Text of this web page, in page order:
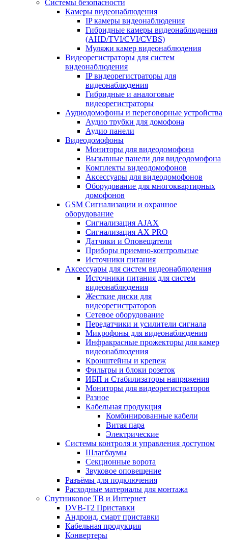
Системы безопасности
Камеры видеонаблюдения
IP камеры видеонаблюдения
Гибридные камеры видеонаблюдения
(AHD/TVI/CVI/CVBS)
Муляжи камер видеонаблюдения
Видеорегистраторы для систем
видеонаблюдения
IP видеорегистраторы для
видеонаблюдения
Гибридные и аналоговые
видеорегистраторы
Аудиодомофоны и переговорные устройства
Аудио трубки для домофона
Аудио панели
Видеодомофоны
Мониторы для видеодомофона
Вызывные панели для видеодомофона
Комплекты видеодомофонов
Аксессуары для видеодомофонов
Оборудование для многоквартирных
домофонов
GSM Сигнализации и охранное
оборудование
Сигнализация AJAX
Сигнализация AX PRO
Датчики и Оповещатели
Приборы приемно-контрольные
Источники питания
Аксессуары для систем видеонаблюдения
Источники питания для систем
видеонаблюдения
Жесткие диски для
видеорегистраторов
Сетевое оборудование
Передатчики и усилители сигнала
Микрофоны для видеонаблюдения
Инфракрасные прожекторы для камер
видеонаблюдения
Кронштейны и крепеж
Фильтры и блоки розеток
ИБП и Стабилизаторы напряжения
Мониторы для видеорегистраторов
Разное
Кабельная продукция
Комбинированные кабели
Витая пара
Электрические
Системы контроля и управления доступом
Шлагбаумы
Секционные ворота
Звуковое оповещение
Разъёмы для подключения
Расходные материалы для монтажа
Спутниковое ТВ и Интернет
DVB-Т2 Приставки
Андроид, смарт приставки
Кабельная продукция
Конвертеры